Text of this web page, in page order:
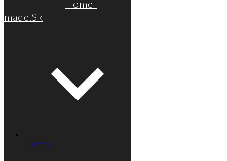
Home-
made.Sk
Domov